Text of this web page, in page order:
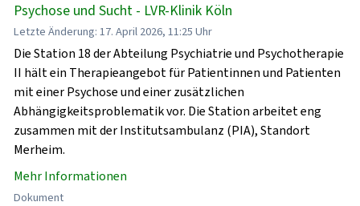
Psychose und Sucht - LVR-Klinik Köln
Letzte Änderung: 17. April 2026, 11:25 Uhr
Die Station 18 der Abteilung Psychiatrie und Psychotherapie
II hält ein Therapieangebot für Patientinnen und Patienten
mit einer Psychose und einer zusätzlichen
Abhängigkeitsproblematik vor. Die Station arbeitet eng
zusammen mit der Institutsambulanz (PIA), Standort
Merheim.
Mehr Informationen
Dokument